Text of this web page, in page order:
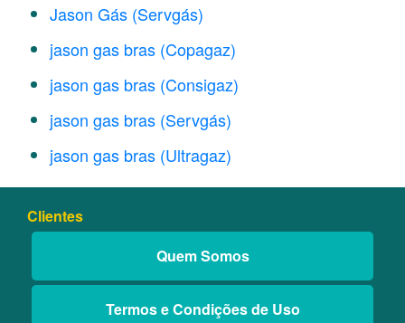
Jason Gás (Servgás)
jason gas bras (Copagaz)
jason gas bras (Consigaz)
jason gas bras (Servgás)
jason gas bras (Ultragaz)
Clientes
Quem Somos
Termos e Condições de Uso